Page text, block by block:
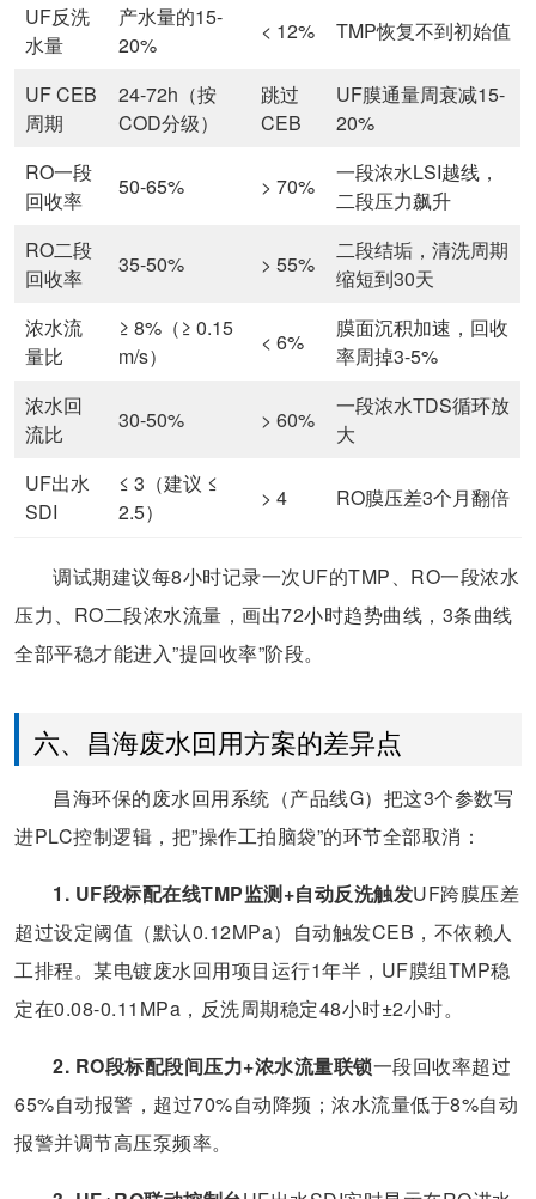
UF反洗
水量
产水量的15-
20%
< 12% TMP恢复不到初始值
UF CEB
周期
24-72h（按
COD分级）
跳过
CEB
UF膜通量周衰减15-
20%
RO一段
回收率
50-65% > 70%
一段浓水LSI越线，
二段压力飙升
RO二段
回收率
35-50% > 55%
二段结垢，清洗周期
缩短到30天
浓水流
量比
≥ 8%（≥ 0.15
m/s）
< 6%
膜面沉积加速，回收
率周掉3-5%
浓水回
流比
30-50% > 60%
一段浓水TDS循环放
大
UF出水
SDI
≤ 3（建议 ≤
2.5）
> 4 RO膜压差3个月翻倍
调试期建议每8小时记录一次UF的TMP、RO一段浓水
压力、RO二段浓水流量，画出72小时趋势曲线，3条曲线
全部平稳才能进入”提回收率”阶段。
六、昌海废水回用方案的差异点
昌海环保的废水回用系统（产品线G）把这3个参数写
进PLC控制逻辑，把”操作工拍脑袋”的环节全部取消：
1. UF段标配在线TMP监测+自动反洗触发UF跨膜压差
超过设定阈值（默认0.12MPa）自动触发CEB，不依赖人
工排程。某电镀废水回用项目运行1年半，UF膜组TMP稳
定在0.08-0.11MPa，反洗周期稳定48小时±2小时。
2. RO段标配段间压力+浓水流量联锁一段回收率超过
65%自动报警，超过70%自动降频；浓水流量低于8%自动
报警并调节高压泵频率。